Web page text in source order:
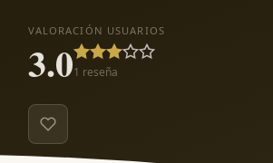
VALORACIÓN USUARIOS
3.01 reseña